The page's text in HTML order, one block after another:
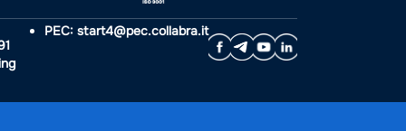
PEC: start4@pec.collabra.it